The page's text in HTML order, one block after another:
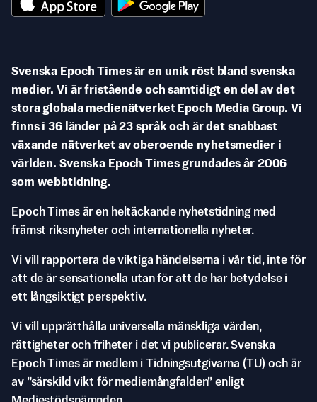
Svenska Epoch Times är en unik röst bland svenska
medier. Vi är fristående och samtidigt en del av det
stora globala medienätverket Epoch Media Group. Vi
finns i 36 länder på 23 språk och är det snabbast
växande nätverket av oberoende nyhetsmedier i
världen. Svenska Epoch Times grundades år 2006
som webbtidning.
Epoch Times är en heltäckande nyhetstidning med
främst riksnyheter och internationella nyheter.
Vi vill rapportera de viktiga händelserna i vår tid, inte för
att de är sensationella utan för att de har betydelse i
ett långsiktigt perspektiv.
Vi vill upprätthålla universella mänskliga värden,
rättigheter och friheter i det vi publicerar. Svenska
Epoch Times är medlem i Tidningsutgivarna (TU) och är
av ”särskild vikt för mediemångfalden” enligt